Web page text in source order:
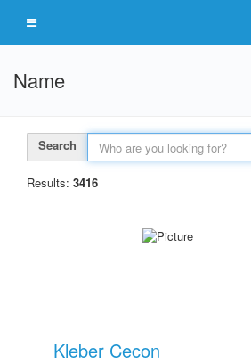
Name
Search
Results: 3416
Kleber Cecon